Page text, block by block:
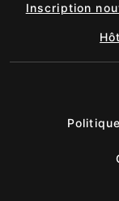
Inscription